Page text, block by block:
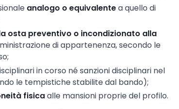
analogo o equivalentea quello di
osta preventivo o incondizionato alla
di appartenenza, secondo le
in corso né sanzioni disciplinari nel
le tempistiche stabilite dal bando);
fisicaalle mansioni proprie del profilo.